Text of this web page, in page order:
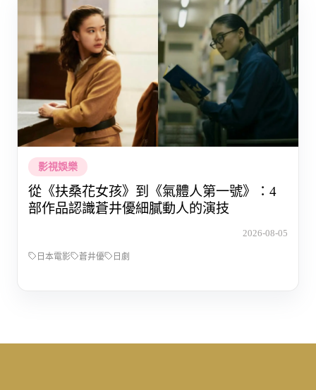
影視娛樂
從《扶桑花女孩》到《氣體人第一號》：4
部作品認識蒼井優細膩動人的演技
2026-08-05
日本電影 蒼井優 日劇